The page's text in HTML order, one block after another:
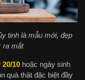
tinh là mẫu mới, đẹp
ra mắt
20/10 hoặc ngày sinh
quà thật đặc biệt đầy